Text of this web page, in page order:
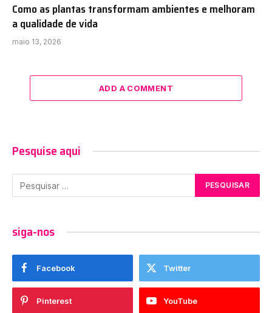
Como as plantas transformam ambientes e melhoram
a qualidade de vida
maio 13, 2026
ADD A COMMENT
Pesquise aqui
siga-nos
Facebook Twitter
Pinterest YouTube